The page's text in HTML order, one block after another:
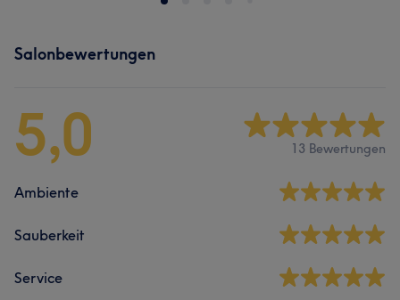
Salonbewertungen
5,0 13 Bewertungen
Ambiente
Sauberkeit
Service